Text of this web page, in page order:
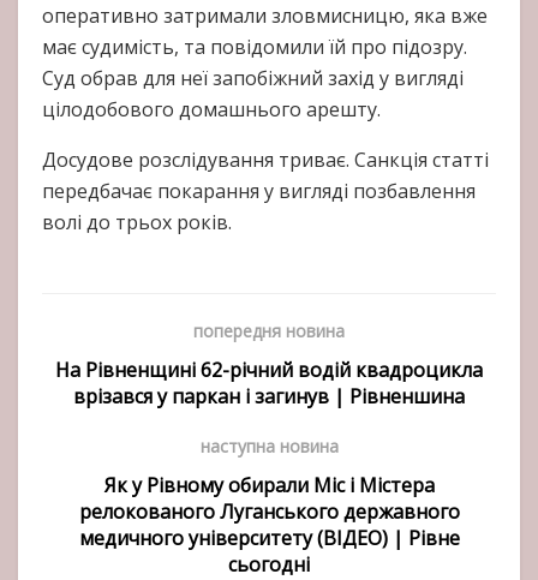
оперативно затримали зловмисницю, яка вже
має судимість, та повідомили їй про підозру.
Суд обрав для неї запобіжний захід у вигляді
цілодобового домашнього арешту.
Досудове розслідування триває. Санкція статті
передбачає покарання у вигляді позбавлення
волі до трьох років.
попередня новина
На Рівненщині 62-річний водій квадроцикла
врізався у паркан і загинув | Рівненшина
наступна новина
Як у Рівному обирали Міс і Містера
релокованого Луганського державного
медичного університету (ВІДЕО) | Рівне
сьогодні